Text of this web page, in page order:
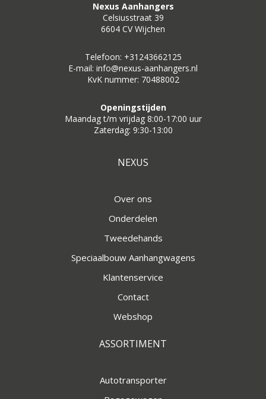
Nexus Aanhangers
Celsiusstraat 39
6604 CV Wijchen
Telefoon: +31243662125
E-mail: info@nexus-aanhangers.nl
KvK nummer: 70488002
Openingstijden
Maandag t/m vrijdag 8:00-17:00 uur
Zaterdag: 9:30-13:00
NEXUS
Over ons
Onderdelen
Tweedehands
Speciaalbouw Aanhangwagens
Klantenservice
Contact
Webshop
ASSORTIMENT
Autotransporter